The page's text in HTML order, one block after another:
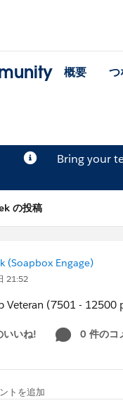
概要 つ
Bring your
の投稿
(Soapbox Engage)
21:52
Veteran (7501 - 12500
いいね! 0 件のコ
トを追加